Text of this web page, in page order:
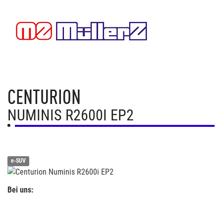
CENTURION
NUMINIS R2600I EP2
e-SUV
Bei uns: